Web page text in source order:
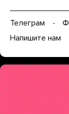
Телеграм
Напишите нам